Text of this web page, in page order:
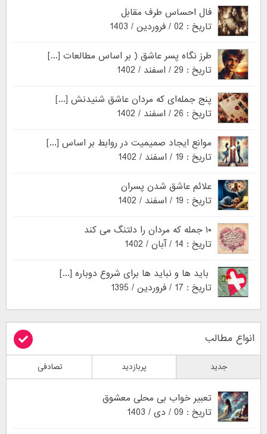
فال احساس طرف مقابل
تاریخ : 02 / فروردین / 1403
طرز نگاه پسر عاشق ( بر اساس مطالعات [...]
تاریخ : 29 / اسفند / 1402
پنج جمله‌ای که مردان عاشق شنیدنش [...]
تاریخ : 26 / اسفند / 1402
موانع ایجاد صمیمیت در روابط بر اساس [...]
تاریخ : 19 / اسفند / 1402
علائم عاشق شدن پسران
تاریخ : 19 / اسفند / 1402
۱۰ جمله که مردان را دلتنگ می کند
تاریخ : 14 / آبان / 1402
باید ها و نباید ها برای شروع دوباره [...]
تاریخ : 17 / فروردین / 1395
انواع مطالب
جدید پربازدید تصادفی
تعبیر خواب بی محلی معشوق
تاریخ : 09 / دی / 1403